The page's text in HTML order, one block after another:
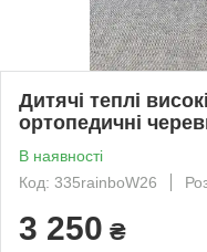
Дитячі теплі
ортопедичні
В наявності
Код: 335rainboW26
3 250 ₴